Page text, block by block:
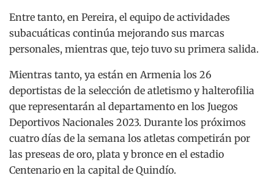
Entre tanto, en Pereira, el equipo de actividades
subacuáticas continúa mejorando sus marcas
personales, mientras que, tejo tuvo su primera salida.
Mientras tanto, ya están en Armenia los 26
deportistas de la selección de atletismo y halterofilia
que representarán al departamento en los Juegos
Deportivos Nacionales 2023. Durante los próximos
cuatro días de la semana los atletas competirán por
las preseas de oro, plata y bronce en el estadio
Centenario en la capital de Quindío.